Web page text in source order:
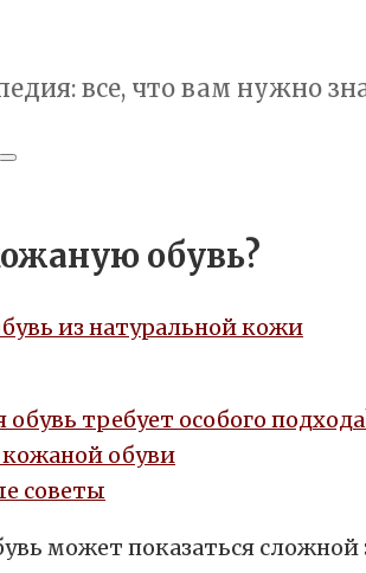
все, что вам нужно
обувь?
из натуральной кожи
требует особого
обуви
советы
может показаться сложной